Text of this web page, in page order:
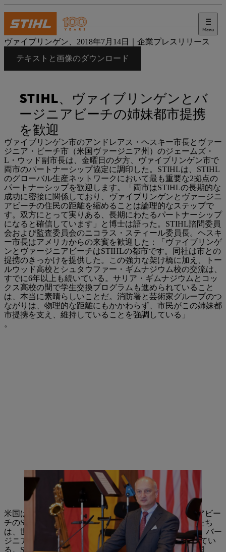
Menu
プレス
ヴァイブリンゲン、2018年7月14日｜企業プレスリリース
テキストと画像のダウンロード
STIHL、ヴァイブリンゲンとバ
ージニアビーチの姉妹都市提携
を歓迎
ヴァイブリンゲン市のアンドレアス・ヘスキー市長とヴァー
ジニア・ビーチ市（米国ヴァージニア州）のジェームズ・
L・ウッド副市長は、金曜日の夕方、ヴァイブリンゲン市で
両市のパートナーシップ協定に調印した。STIHLは、STIHL
のグローバル生産ネットワークにおいて最も重要な2拠点の
パートナーシップを歓迎します。「両市はSTIHLの長期的な
成功に密接に関係しており、ヴァイブリンゲンとヴァージニ
アビーチの住民の距離を縮めることは論理的なステップで
す。双方にとって実りある、長期にわたるパートナーシップ
になると確信しています」と博士は語った。STIHL諮問委員
会および監査委員会のニコラス・スティール委員長。ヘスキ
ー市長はアメリカからの来賓を歓迎した：「ヴァイブリンゲ
ンとヴァージニアビーチはSTIHLの都市です。同社は市との
提携のきっかけを提供した。この強力な架け橋に加え、トー
ルウッド高校とシュタウファー・ギムナジウム校の交流は、
すでに6年以上も続いている。サリア・ギムナジウムとコッ
クス高校の間で学生交換プログラムも進められていること
は、本当に素晴らしいことだ。消防署と芸術家グループのつ
ながりは、物理的な距離にもかかわらず、市民がこの姉妹都
市提携を支え、維持していることを強調している」
。
博士STIHL諮問委員会および監督委員会のニコラス・スティール
委員長は、ヴァイブリンゲンとヴァージニアビーチの都市パート
ナーシップを歓迎しました。
米国はSTIHLにとって最も重要な市場です。バージニアビー
チのSTIHL生産拠点は1974年に設立されました。「私たち
は、世界的な収益の約30％を米国で生み出しています。バー
ジニア・ビーチの工場では2,000人以上の従業員が働いてい
る。STIHLの財務担当取締役であり、長年にわたり米国